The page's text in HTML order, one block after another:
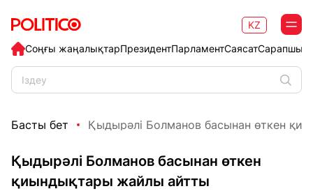
Соңғы жаңалықтарПрезидентПарламентСаясат
KZ
Басты бет Қыдырәлі Болманов басынан өткен
Қыдырәлі Болманов басынан өткен
қиындықтары жайлы айтты